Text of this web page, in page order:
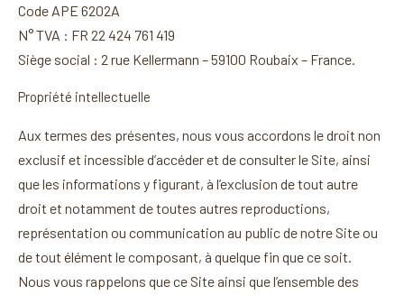
Code APE 6202A
N° TVA : FR 22 424 761 419
Siège social : 2 rue Kellermann – 59100 Roubaix – France.
Propriété intellectuelle
Aux termes des présentes, nous vous accordons le droit non
exclusif et incessible d’accéder et de consulter le Site, ainsi
que les informations y figurant, à l’exclusion de tout autre
droit et notamment de toutes autres reproductions,
représentation ou communication au public de notre Site ou
de tout élément le composant, à quelque fin que ce soit.
Nous vous rappelons que ce Site ainsi que l’ensemble des